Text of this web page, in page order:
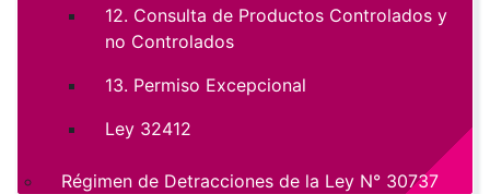
12. Consulta de Productos Controlados y
no Controlados
13. Permiso Excepcional
Ley 32412
Régimen de Detracciones de la Ley N° 30737